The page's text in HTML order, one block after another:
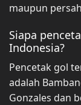
maupun
Siapa
Indonesia?
Pencetak gol
adalah
Gonzales dan